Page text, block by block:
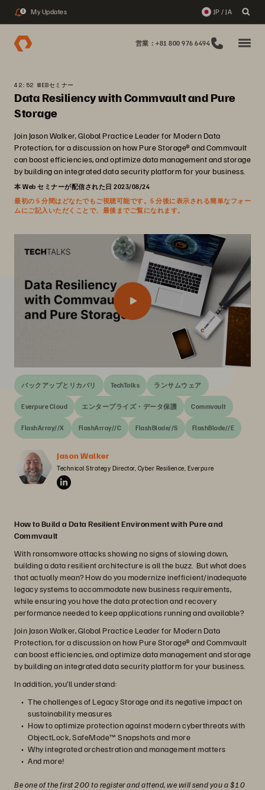
1 My Updates JP / JA
営業：+81 800 976 6494
42:52 WEBセミナー
Data Resiliency with Commvault and Pure
Storage
Join Jason Walker, Global Practice Leader for Modern Data
Protection, for a discussion on how Pure Storage® and Commvault
can boost efficiencies, and optimize data management and storage
by building an integrated data security platform for your business.
本 Web セミナーが配信された日 2023/08/24
最初の 5 分間はどなたでもご視聴可能です。5 分後に表示される簡単なフォー
ムにご記入いただくことで、最後までご覧になれます。
バックアップとリカバリ TechTalks ランサムウェア
Everpure Cloud エンタープライズ・データ保護 Commvault
FlashArray//X FlashArray//C FlashBlade//S FlashBlade//E
Jason Walker
Technical Strategy Director, Cyber Resilience, Everpure
How to Build a Data Resilient Environment with Pure and
Commvault
With ransomware attacks showing no signs of slowing down,
building a data resilient architecture is all the buzz. But what does
that actually mean? How do you modernize inefficient/inadequate
legacy systems to accommodate new business requirements,
while ensuring you have the data protection and recovery
performance needed to keep applications running and available?
Join Jason Walker, Global Practice Leader for Modern Data
Protection, for a discussion on how Pure Storage® and Commvault
can boost efficiencies, and optimize data management and storage
by building an integrated data security platform for your business.
In addition, you’ll understand:
The challenges of Legacy Storage and its negative impact on
sustainability measures
How to optimize protection against modern cyberthreats with
ObjectLock, SafeMode™ Snapshots and more
Why integrated orchestration and management matters
And more!
Be one of the first 200 to register and attend, we will send you a $10